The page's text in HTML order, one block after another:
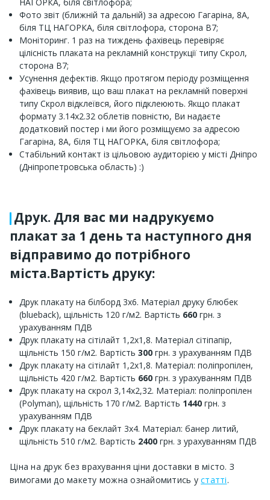
Фото звіт (ближній та дальній) за адресою Гагаріна, 8А,
біля ТЦ НАГОРКА, біля світлофора, сторона В7;
Моніторинг. 1 раз на тиждень фахівець перевіряє
цілісність плаката на рекламній конструкції типу Скрол,
сторона В7;
Усунення дефектів. Якщо протягом періоду розміщення
фахівець виявив, що ваш плакат на рекламній поверхні
типу Скрол відклеївся, його підклеюють. Якщо плакат
формату 3.14х2.32 облетів повністю, Ви надаєте
додатковий постер і ми його розміщуємо за адресою
Гагаріна, 8А, біля ТЦ НАГОРКА, біля світлофора;
Стабільний контакт із цільовою аудиторією у місті Дніпро
(Дніпропетровська область) :)
Друк. Для вас ми надрукуємо
плакат за 1 день та наступного дня
відправимо до потрібного
міста.Вартість друку:
Друк плакату на білборд 3х6. Матеріал друку блюбек
(blueback), щільність 120 г/м2. Вартість 660 грн. з
урахуванням ПДВ
Друк плакату на сітілайт 1,2х1,8. Матеріал сітіпапір,
щільність 150 г/м2. Вартість 300 грн. з урахуванням ПДВ
Друк плакату на сітілайт 1,2х1,8. Матеріал: поліпропілен,
щільність 420 г/м2. Вартість 660 грн. з урахуванням ПДВ
Друк плакату на скрол 3,14х2,32. Матеріал: поліпропілен
(Polyman), щільність 170 г/м2. Вартість 1440 грн. з
урахуванням ПДВ
Друк плакату на беклайт 3х4. Матеріал: банер литий,
щільність 510 г/м2. Вартість 2400 грн. з урахуванням ПДВ
Ціна на друк без врахування ціни доставки в місто. З
вимогами до макету можна ознайомитись у статті.